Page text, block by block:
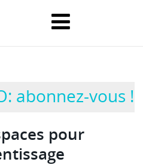
abonnez-vous !
pour